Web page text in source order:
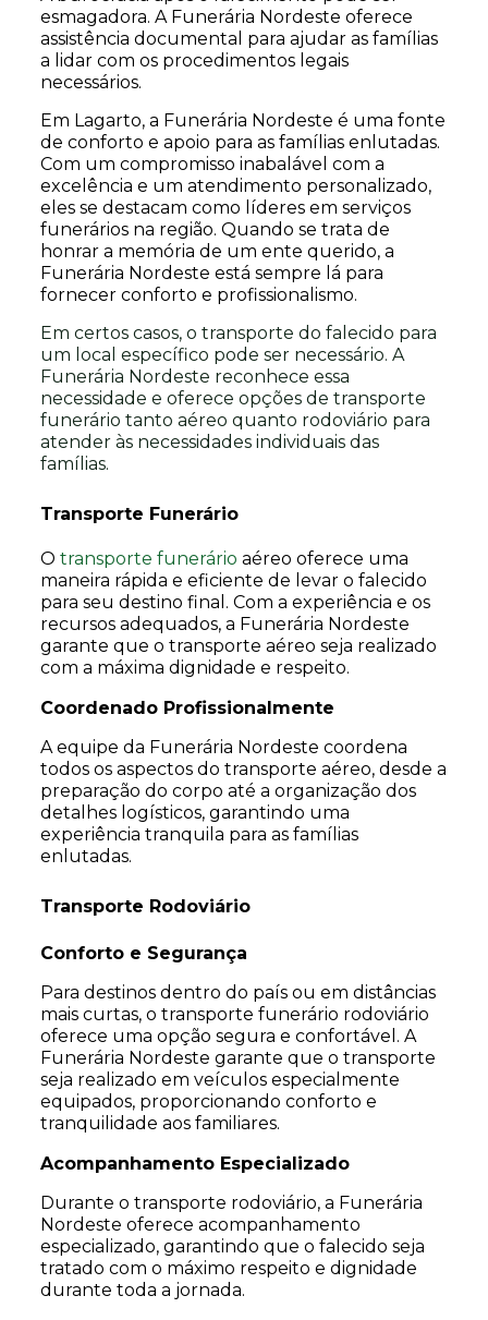
esmagadora. A Funerária Nordeste oferece
assistência documental para ajudar as famílias
a lidar com os procedimentos legais
necessários.
Em Lagarto, a Funerária Nordeste é uma fonte
de conforto e apoio para as famílias enlutadas.
Com um compromisso inabalável com a
excelência e um atendimento personalizado,
eles se destacam como líderes em serviços
funerários na região. Quando se trata de
honrar a memória de um ente querido, a
Funerária Nordeste está sempre lá para
fornecer conforto e profissionalismo.
Em certos casos, o transporte do falecido para
um local específico pode ser necessário. A
Funerária Nordeste reconhece essa
necessidade e oferece opções de transporte
funerário tanto aéreo quanto rodoviário para
atender às necessidades individuais das
famílias.
Transporte Funerário
O transporte funerário aéreo oferece uma
maneira rápida e eficiente de levar o falecido
para seu destino final. Com a experiência e os
recursos adequados, a Funerária Nordeste
garante que o transporte aéreo seja realizado
com a máxima dignidade e respeito.
Coordenado Profissionalmente
A equipe da Funerária Nordeste coordena
todos os aspectos do transporte aéreo, desde a
preparação do corpo até a organização dos
detalhes logísticos, garantindo uma
experiência tranquila para as famílias
enlutadas.
Transporte Rodoviário
Conforto e Segurança
Para destinos dentro do país ou em distâncias
mais curtas, o transporte funerário rodoviário
oferece uma opção segura e confortável. A
Funerária Nordeste garante que o transporte
seja realizado em veículos especialmente
equipados, proporcionando conforto e
tranquilidade aos familiares.
Acompanhamento Especializado
Durante o transporte rodoviário, a Funerária
Nordeste oferece acompanhamento
especializado, garantindo que o falecido seja
tratado com o máximo respeito e dignidade
durante toda a jornada.